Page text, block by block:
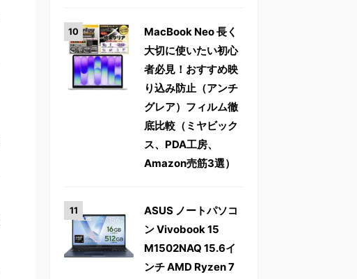
MacBook Neo 長く
大切に使いたい初心
者必見！おすすめ映
り込み防止（アンチ
グレア）フィルム徹
底比較（ミヤビック
ス、PDA工房、
Amazon売筋3選）
ASUS ノートパソコ
ン Vivobook 15
M1502NAQ 15.6イ
ンチ AMD Ryzen 7